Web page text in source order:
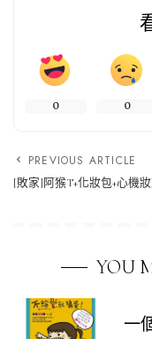
0 0
PREVIOUS ARTICLE
[敗家]阿猴T+化妝包+心機
YOU
一